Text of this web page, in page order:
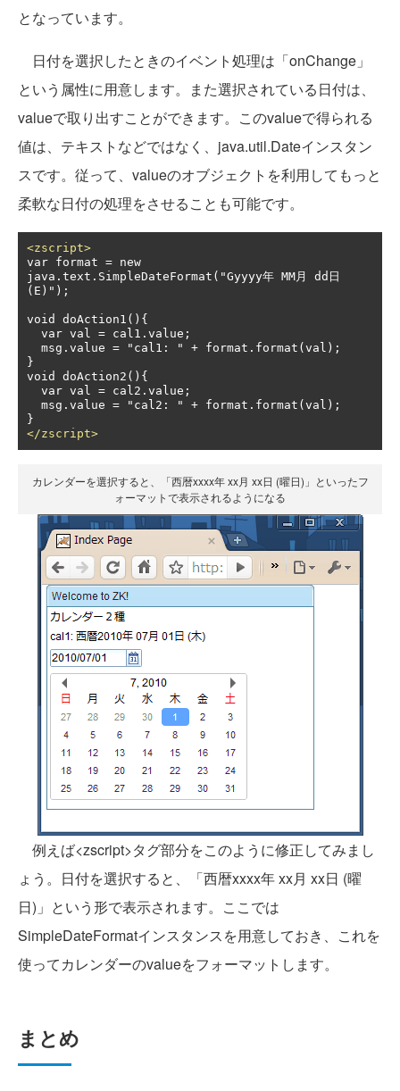
となっています。
日付を選択したときのイベント処理は「onChange」
という属性に用意します。また選択されている日付は、
valueで取り出すことができます。このvalueで得られる
値は、テキストなどではなく、java.util.Dateインスタン
スです。従って、valueのオブジェクトを利用してもっと
柔軟な日付の処理をさせることも可能です。
<zscript>
var format = new
java.text.SimpleDateFormat("Gyyyy年 MM月 dd日
(E)");
void doAction1(){
}
void doAction2(){
</zscript>
カレンダーを選択すると、「西暦xxxx年 xx月 xx日 (曜日)」といったフ
ォーマットで表示されるようになる
例えば<zscript>タグ部分をこのように修正してみまし
ょう。日付を選択すると、「西暦xxxx年 xx月 xx日 (曜
日)」という形で表示されます。ここでは
SimpleDateFormatインスタンスを用意しておき、これを
使ってカレンダーのvalueをフォーマットします。
まとめ